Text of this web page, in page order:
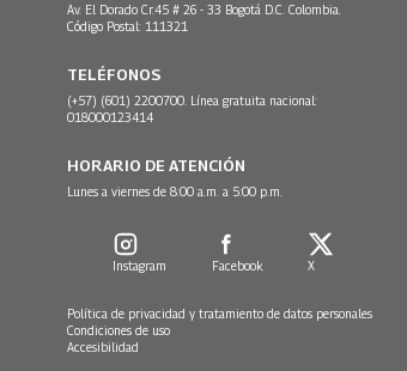
Av. El Dorado Cr.45 # 26 - 33 Bogotá D.C. Colombia.
Código Postal: 111321
TELÉFONOS
(+57) (601) 2200700. Línea gratuita nacional:
018000123414
HORARIO DE ATENCIÓN
Lunes a viernes de 8:00 a.m. a 5:00 p.m.
Instagram Facebook X
Política de privacidad y tratamiento de datos personales
Condiciones de uso
Accesibilidad